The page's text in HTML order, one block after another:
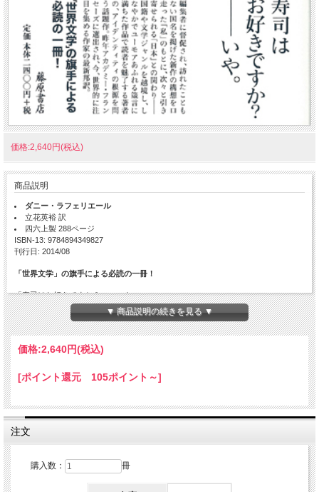
価格:2,640円(税込)
商品説明
ダニー・ラフェリエール
立花英裕 訳
四六上製 288ページ
ISBN-13: 9784894349827
刊行日: 2014/08
「世界文学」の旗手による必読の一冊！
「寿司はお好きですか？――いや。」
編集者に督促され、訪れたこともない国名を掲げた新作の構想を口走った「私」の
もとに、次々と引き寄せられる「日本」との関わり――国籍や文学ジャンルを越境
し、しなやかでユーモアあふれる箴言に満ちた作品で読者を魅了する著者の、アイ
今、世界的に注目を集める作家の最新邦訳。
目次
魚屋で
煩悶する鮭
ポケット版アジア
背筋を伸ばした人生
カフェ・サラエヴォ、愛の交わり
エッフェル塔の日本人
▼ 商品説明の続きを見る ▼
価格:2,640円(税込)
[ポイント還元 105ポイント～]
注文
購入数： 冊